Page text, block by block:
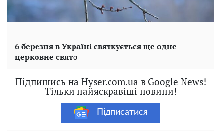
6 березня в Україні святкується ще одне
церковне свято
Підпишись на Hyser.com.ua в Google News!
Тільки найяскравіші новини!
Підписатися